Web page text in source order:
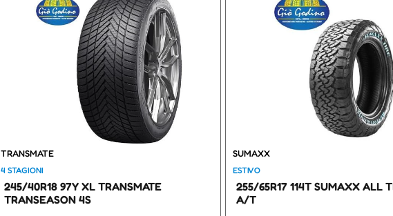
TRANSMATE
4 STAGIONI
245/40R18 97Y XL TRANSMATE
TRANSEASON 4S
SUMAXX
ESTIVO
255/65R17 114T SUMAXX ALL
A/T